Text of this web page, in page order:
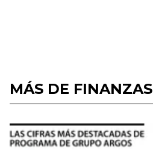
MÁS DE FINANZAS